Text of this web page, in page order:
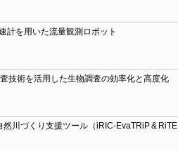
計を用いた流量観測ロボット
技術を活用した生物調査の効率化と高度化
川づくり支援ツール（iRIC-EvaTRiP &